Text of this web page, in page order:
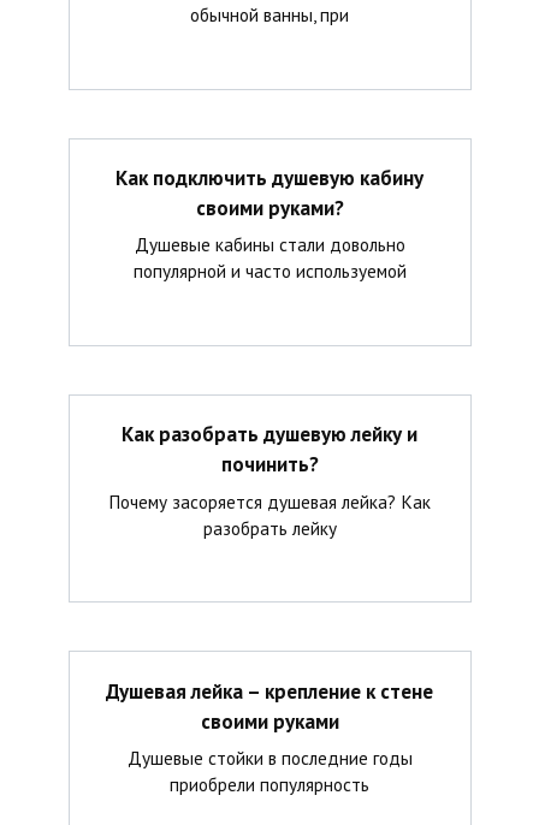
обычной ванны, при
Как подключить душевую кабину
своими руками?
Душевые кабины стали довольно
популярной и часто используемой
Как разобрать душевую лейку и
починить?
Почему засоряется душевая лейка? Как
разобрать лейку
Душевая лейка – крепление к стене
своими руками
Душевые стойки в последние годы
приобрели популярность